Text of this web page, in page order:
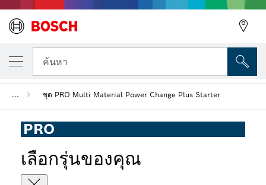
ค้นหา
... ชุด PRO Multi Material Power Change Plus Starter
PRO
เลือกรุ่นของคุณ
รุ่นที่คุณเลือก
ชุด Starter PRO Multi Material PC Plus